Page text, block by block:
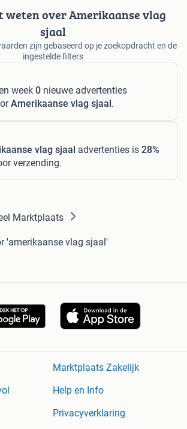
weten over Amerikaanse vlag
sjaal
zijn gebaseerd op je zoekopdracht en de
ingestelde filters
week 0 nieuwe advertenties
Amerikaanse vlag sjaal.
vlag sjaal advertenties is 28%
verzending.
Marktplaats
'amerikaanse vlag sjaal'
Marktplaats Zakelijk
Help en Info
Privacyverklaring